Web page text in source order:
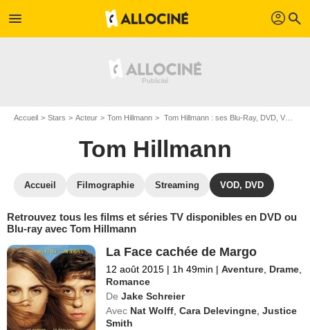
menu profil search
Accueil Stars Acteur Tom Hillmann Tom Hillmann : ses Blu-Ray, DVD, VOD, SVOD
Tom Hillmann
Accueil Filmographie Streaming VOD, DVD
Retrouvez tous les films et séries TV disponibles en DVD ou
Blu-ray avec Tom Hillmann
La Face cachée de Margo
12 août 2015 | 1h 49min | Aventure Drame
Romance
De Jake Schreier
Avec Nat Wolff ,Cara Delevingne ,Justice
Smith